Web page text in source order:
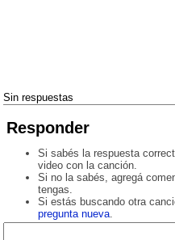
Sin respuestas
Responder
Si sabés la respuesta
video con la canción.
Si no la sabés, agregá
tengas.
Si estás buscando otra
pregunta nueva.